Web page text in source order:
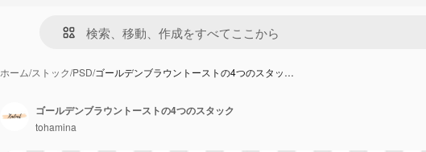
ホーム/ストック/PSD/ゴールデンブラウントーストの4つのスタッ…
ゴールデンブラウントーストの4つのスタック
tohamina